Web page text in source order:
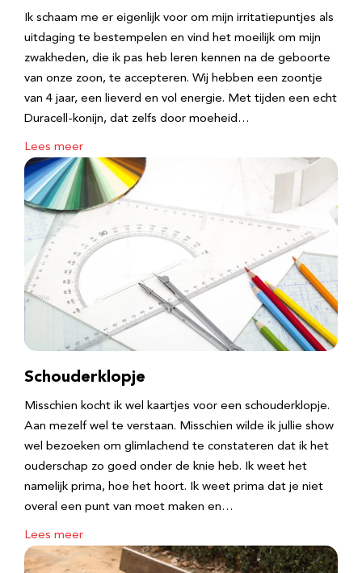
Ik schaam me er eigenlijk voor om mijn irritatiepuntjes als
uitdaging te bestempelen en vind het moeilijk om mijn
zwakheden, die ik pas heb leren kennen na de geboorte
van onze zoon, te accepteren. Wij hebben een zoontje
van 4 jaar, een lieverd en vol energie. Met tijden een echt
Duracell-konijn, dat zelfs door moeheid…
Lees meer
Schouderklopje
Misschien kocht ik wel kaartjes voor een schouderklopje.
Aan mezelf wel te verstaan. Misschien wilde ik jullie show
wel bezoeken om glimlachend te constateren dat ik het
ouderschap zo goed onder de knie heb. Ik weet het
namelijk prima, hoe het hoort. Ik weet prima dat je niet
overal een punt van moet maken en…
Lees meer